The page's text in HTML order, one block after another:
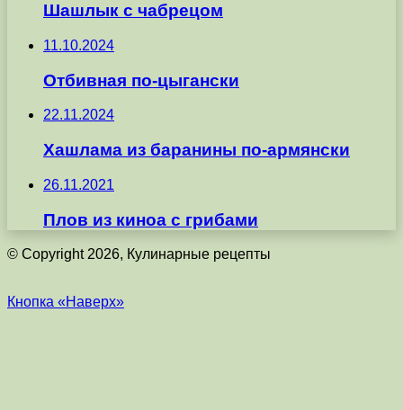
Шашлык с чабрецом
11.10.2024
Отбивная по-цыгански
22.11.2024
Хашлама из баранины по-армянски
26.11.2021
Плов из киноа с грибами
© Copyright 2026, Кулинарные рецепты
Кнопка «Наверх»